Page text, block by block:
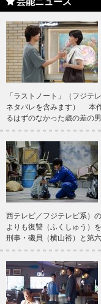
「ラストノート」（フジテ
ネタバレを含みます） 本
るはずのなかった歳の差の
西テレビ／フジテレビ系）
よりも復讐（ふくしゅう）
刑事・磯貝（横山裕）と第